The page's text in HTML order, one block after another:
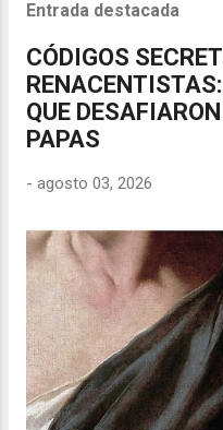
Entrada destacada
CÓDIGOS
QUE
PAPAS
- agosto 03, 2026